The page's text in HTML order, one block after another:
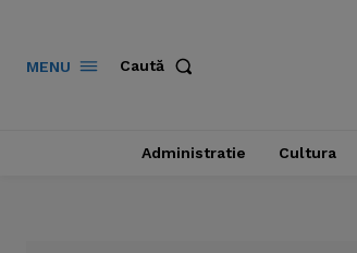
MENU Caută
Administratie Cultura